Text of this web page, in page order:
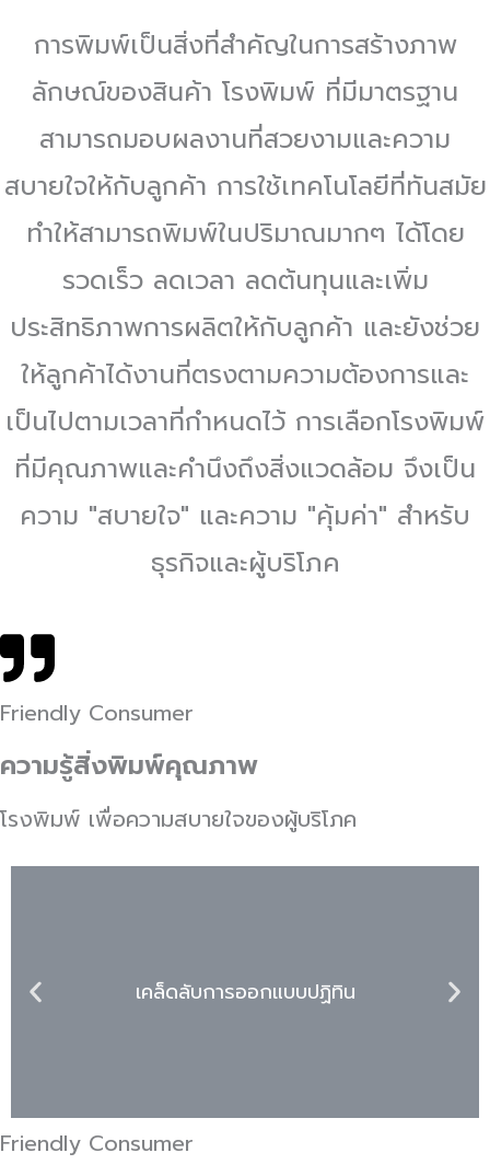
การพิมพ์เป็นสิ่งที่สำคัญในการสร้างภาพ
ลักษณ์ของสินค้า โรงพิมพ์ ที่มีมาตรฐาน
สามารถมอบผลงานที่สวยงามและความ
สบายใจให้กับลูกค้า การใช้เทคโนโลยีที่ทันสมัย
ทำให้สามารถพิมพ์ในปริมาณมากๆ ได้โดย
รวดเร็ว ลดเวลา ลดต้นทุนและเพิ่ม
ประสิทธิภาพการผลิตให้กับลูกค้า และยังช่วย
ให้ลูกค้าได้งานที่ตรงตามความต้องการและ
เป็นไปตามเวลาที่กำหนดไว้ การเลือกโรงพิมพ์
ที่มีคุณภาพและคำนึงถึงสิ่งแวดล้อม จึงเป็น
ความ "สบายใจ" และความ "คุ้มค่า" สำหรับ
ธุรกิจและผู้บริโภค
Friendly Consumer
ความรู้สิ่งพิมพ์คุณภาพ
โรงพิมพ์ เพื่อความสบายใจของผู้บริโภค
เคล็ดลับการออกแบบปฏิทิน
Friendly Consumer